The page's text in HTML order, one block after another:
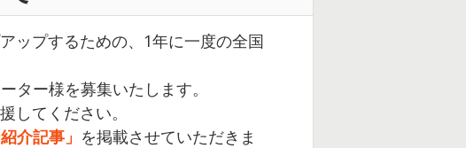
ップするための、1年に一度の全国
ター様を募集いたします。
してください。
介記事」 を掲載させていただきま